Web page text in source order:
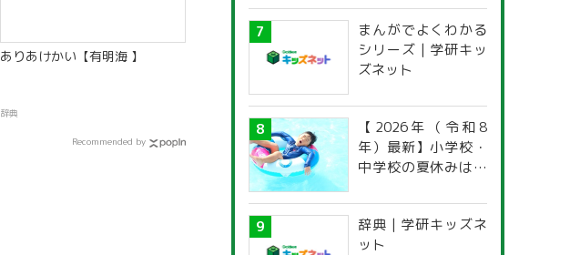
ありあけかい【有明海 】
辞典
Recommended by
まんがでよくわかる
シリーズ | 学研キッ
ズネット
【2026年（令和8
年）最新】小学校・
中学校の夏休みはい
道府県別「夏季休暇
一覧」
辞典 | 学研キッズネ
ット